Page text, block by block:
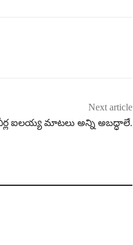
Next article
ఐలయ్య మాటలు అన్ని అబద్ధాలే.